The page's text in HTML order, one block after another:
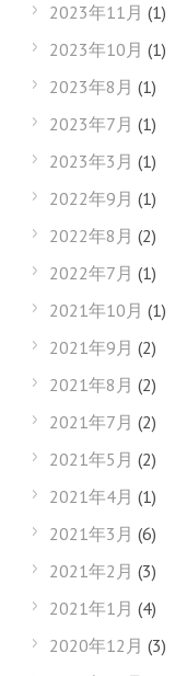
2023年11月 (1)
2023年10月 (1)
2023年8月 (1)
2023年7月 (1)
2023年3月 (1)
2022年9月 (1)
2022年8月 (2)
2022年7月 (1)
2021年10月 (1)
2021年9月 (2)
2021年8月 (2)
2021年7月 (2)
2021年5月 (2)
2021年4月 (1)
2021年3月 (6)
2021年2月 (3)
2021年1月 (4)
2020年12月 (3)